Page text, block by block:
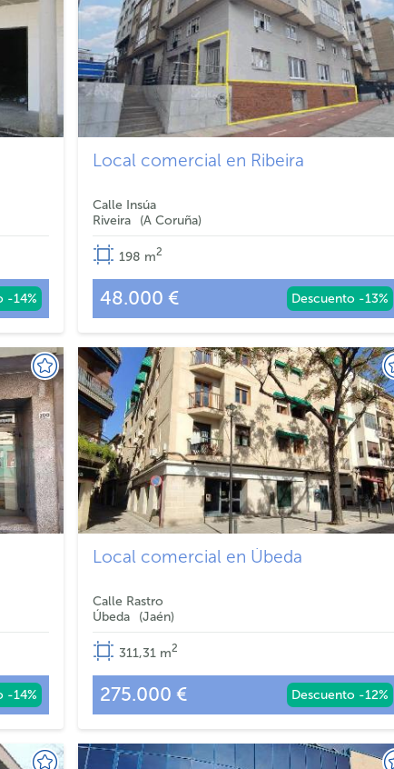
-14%
Local comercial en Ribeira
Calle Insúa
Riveira
A Coruña
198 m2
48.000 € Descuento -13%
-14%
Local comercial en Úbeda
Calle Rastro
Úbeda
Jaén
311,31 m2
275.000 € Descuento -12%